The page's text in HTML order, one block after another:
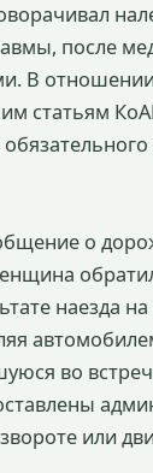
после
В
статьям
о
наезда
во
или